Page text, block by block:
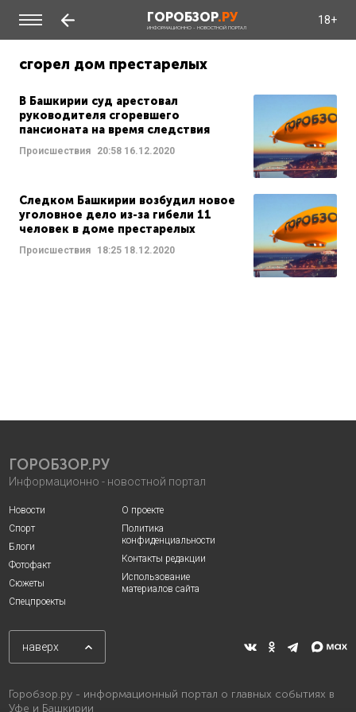
ГОРОБЗОР.РУ
ИНФОРМАЦИОННО - НОВОСТНОЙ ПОРТАЛ
18+
сгорел дом престарелых
В Башкирии суд арестовал
руководителя сгоревшего
пансионата на время следствия
Происшествия 20:58 16.12.2020
Следком Башкирии возбудил новое
уголовное дело из-за гибели 11
человек в доме престарелых
Происшествия 18:25 18.12.2020
ГОРОБЗОР.РУ
Информационно - новостной портал
Новости
Спорт
Блоги
Фотофакт
Сюжеты
Спецпроекты
О проекте
Политика
конфиденциальности
Контакты редакции
Использование
материалов сайта
наверх
Горобзор.ру - информационный портал о главных событиях в
Уфе и Башкирии